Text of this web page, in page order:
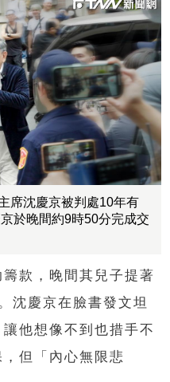
席沈慶京被判處10年有
於晚間約9時50分完成交
款，晚間其兒子提著
沈慶京在臉書發文坦
他想像不到也措手不
但「內心無限悲